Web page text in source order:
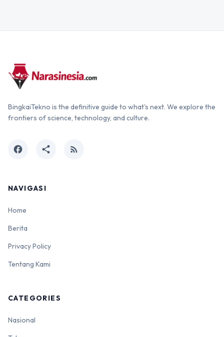
BingkaiTekno is the definitive guide to what's next. We explore the
frontiers of science, technology, and culture.
facebook share rss_feed
NAVIGASI
Home
Berita
Privacy Policy
Tentang Kami
CATEGORIES
Nasional